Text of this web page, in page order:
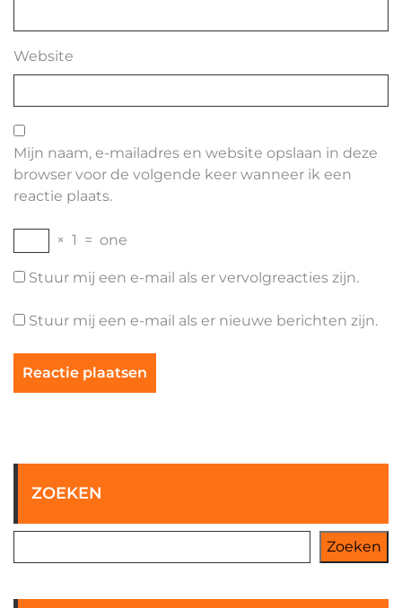
Website
Mijn naam, e-mailadres en website opslaan in deze
browser voor de volgende keer wanneer ik een
reactie plaats.
× 1 = one
Stuur mij een e-mail als er vervolgreacties zijn.
Stuur mij een e-mail als er nieuwe berichten zijn.
ZOEKEN
Zoeken